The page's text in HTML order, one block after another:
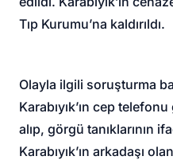
Tıp Kurumu’na kaldırıldı.
Olayla ilgili soruşturma
Karabıyık’ın cep
alıp, görgü tanıklarının
Karabıyık’ın arkadaşı